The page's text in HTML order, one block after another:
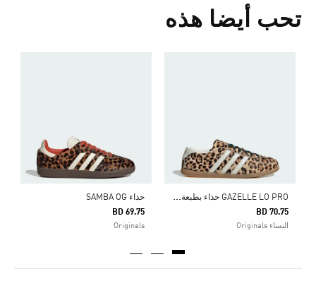
تحب أيضا هذه
G
AZELLE LO PRO حذاء بطبعة الفهد
BD 70.75
النساء Originals
حذاء SAMBA OG
BD 69.75
Originals